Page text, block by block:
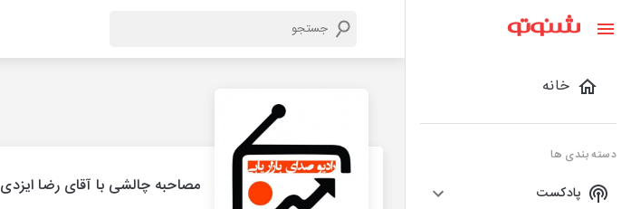
خانه
دسته بندی ها
پادکست
مصاحبه چالشی با آقای رضا ایزدی